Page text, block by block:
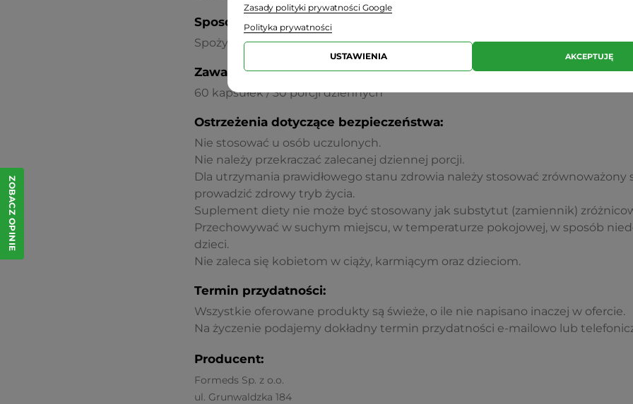
Sposób użycia:
Spożywać 2 kapsułki 1 raz dziennie w trakcie posiłku.
Zawartość:
60 kapsułek / 30 porcji dziennych
Ostrzeżenia dotyczące bezpieczeństwa:
Nie stosować u osób uczulonych.
Nie należy przekraczać zalecanej dziennej porcji.
Dla utrzymania prawidłowego stanu zdrowia należy stosować zrównoważony
prowadzić zdrowy tryb życia.
Suplement diety nie może być stosowany jak substytut (zamiennik)
Przechowywać w suchym miejscu, w temperaturze pokojowej, w sposób
dzieci.
Nie zaleca się kobietom w ciąży, karmiącym oraz dzieciom.
Termin przydatności:
Wszystkie oferowane produkty są świeże, o ile nie napisano inaczej w ofercie.
Na życzenie podajemy dokładny termin przydatności e-mailowo lub
Producent:
Formeds Sp. z o.o.
ul. Grunwaldzka 184
Zasady polityki prywatności Google
Polityka prywatności
USTAWIENIA AKCEPTUJĘ
ZOBACZ OPINIE